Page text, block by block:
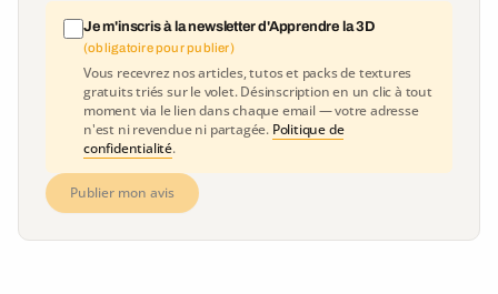
Je m'inscris à la newsletter d'Apprendre la 3D
(obligatoire pour publier)
Vous recevrez nos articles, tutos et packs de textures
gratuits triés sur le volet. Désinscription en un clic à tout
moment via le lien dans chaque email — votre adresse
n'est ni revendue ni partagée. Politique de
confidentialité.
Publier mon avis